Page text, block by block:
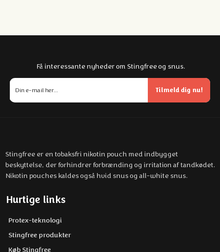
Få interessante nyheder om Stingfree og snus.
Tilmeld dig nu!
Stingfree er en tobaksfri nikotin pouch med indbygget
beskyttelse, der forhindrer forbrænding og irritation af tandkødet.
Nikotin pouches kaldes også hvid snus og all-white snus.
Hurtige links
Protex-teknologi
Stingfree produkter
Køb Stingfree